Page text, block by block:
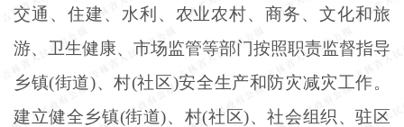
交通、住建、水利、农业农村、商务、文化和旅
游、卫生健康、市场监管等部门按照职责监督指导
乡镇(街道)、村(社区)安全生产和防灾减灾工作。
建立健全乡镇(街道)、村(社区)、社会组织、驻区